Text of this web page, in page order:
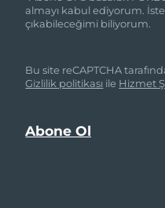
almayı kabul ediyorum.
çıkabileceğimi biliyorum.
Bu site reCAPTCHA
Gizlilik politikası ile Hizmet